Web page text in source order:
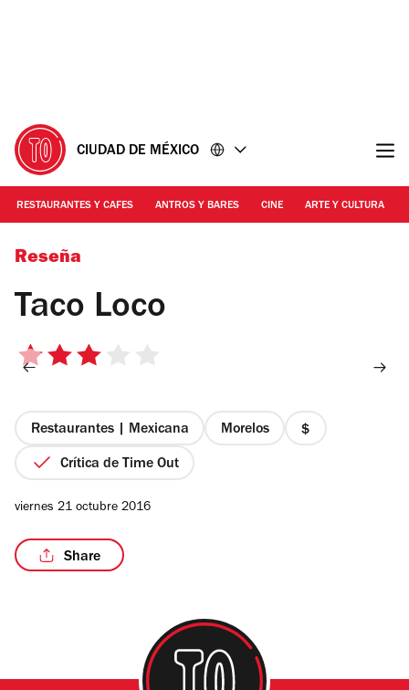
CIUDAD DE MÉXICO
RESTAURANTES Y CAFES ANTROS Y BARES CINE ARTE Y CULTURA
Foto: Alejandra Carbajal
Reseña
Taco Loco
3
estrellas
Restaurantes | Mexicana Morelos
precio
Crítica de Time Out
viernes 21 octubre 2016
Share